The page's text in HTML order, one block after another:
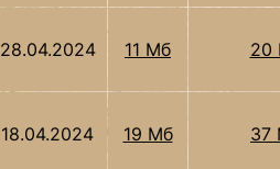
28.04.2024 11 Мб 20
18.04.2024 19 Мб 37